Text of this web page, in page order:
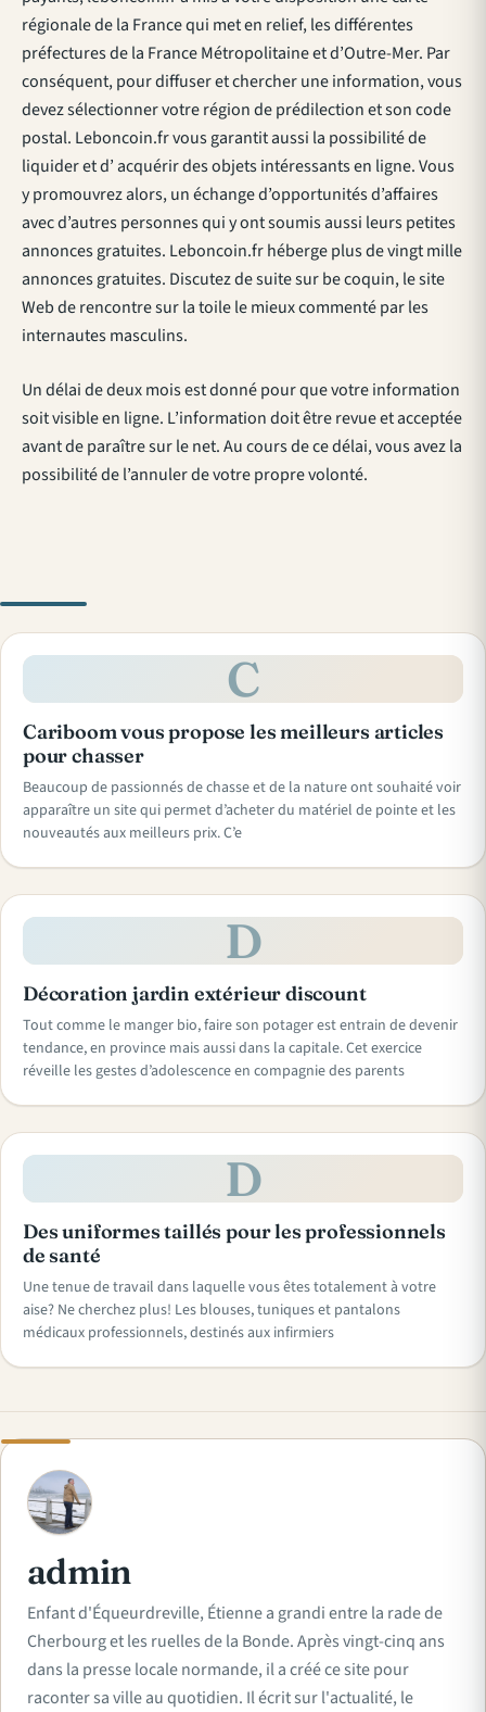
régionale de la France qui met en relief, les différentes
préfectures de la France Métropolitaine et d’Outre-Mer. Par
conséquent, pour diffuser et chercher une information, vous
devez sélectionner votre région de prédilection et son code
postal. Leboncoin.fr vous garantit aussi la possibilité de
liquider et d’ acquérir des objets intéressants en ligne. Vous
y promouvrez alors, un échange d’opportunités d’affaires
avec d’autres personnes qui y ont soumis aussi leurs petites
annonces gratuites. Leboncoin.fr héberge plus de vingt mille
annonces gratuites. Discutez de suite sur be coquin, le site
Web de rencontre sur la toile le mieux commenté par les
internautes masculins.
Un délai de deux mois est donné pour que votre information
soit visible en ligne. L’information doit être revue et acceptée
avant de paraître sur le net. Au cours de ce délai, vous avez la
possibilité de l’annuler de votre propre volonté.
C
Cariboom vous propose les meilleurs articles
pour chasser
Beaucoup de passionnés de chasse et de la nature ont souhaité voir
apparaître un site qui permet d’acheter du matériel de pointe et les
nouveautés aux meilleurs prix. C’e
D
Décoration jardin extérieur discount
Tout comme le manger bio, faire son potager est entrain de devenir
tendance, en province mais aussi dans la capitale. Cet exercice
réveille les gestes d’adolescence en compagnie des parents
D
Des uniformes taillés pour les professionnels
de santé
Une tenue de travail dans laquelle vous êtes totalement à votre
aise? Ne cherchez plus! Les blouses, tuniques et pantalons
médicaux professionnels, destinés aux infirmiers
A
admin
Enfant d'Équeurdreville, Étienne a grandi entre la rade de
Cherbourg et les ruelles de la Bonde. Après vingt-cinq ans
dans la presse locale normande, il a créé ce site pour
raconter sa ville au quotidien. Il écrit sur l'actualité, le